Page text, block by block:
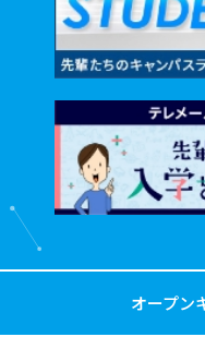
オープン